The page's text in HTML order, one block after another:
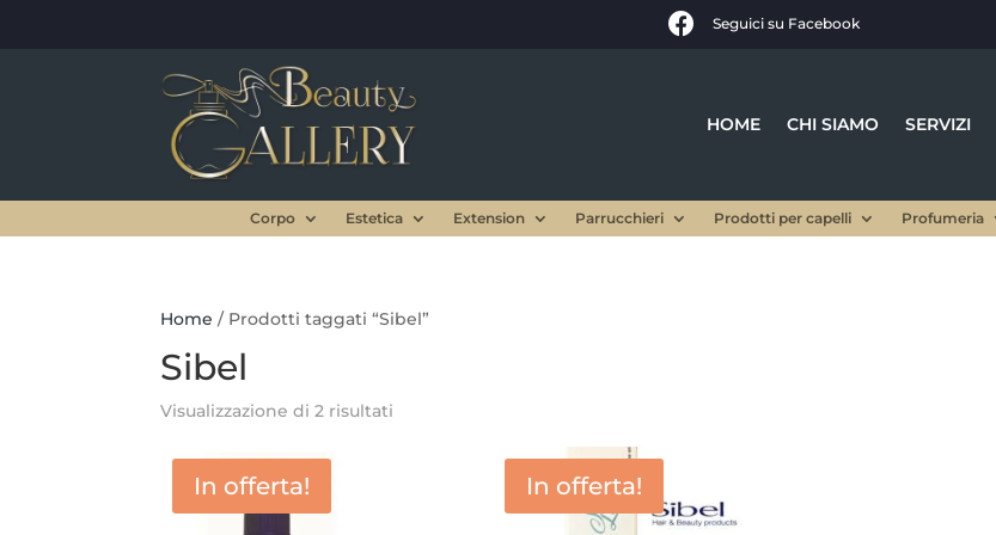
 Seguici su Facebook
HOME CHI SIAMO SERVIZI
Corpo Estetica Extension Parrucchieri Prodotti per capelli Profumeria
Home / Prodotti taggati “Sibel”
Sibel
Visualizzazione di 2 risultati
In offerta! In offerta!